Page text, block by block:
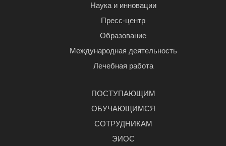
Наука и инновации
Пресс-центр
Образование
Международная деятельность
Лечебная работа
ПОСТУПАЮЩИМ
ОБУЧАЮЩИМСЯ
СОТРУДНИКАМ
ЭИОС